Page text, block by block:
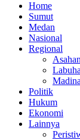
Home
Sumut
Medan
Nasional
Regional
Asahan
Madina
Politik
Hukum
Ekonomi
Lainnya